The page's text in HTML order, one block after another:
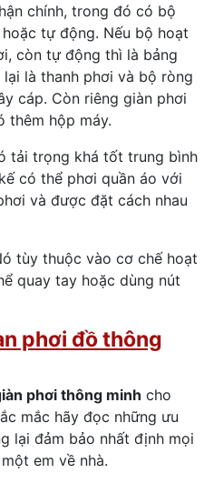
chính, trong đó có bộ
tự động. Nếu bộ hoạt
còn tự động thì là bảng
là thanh phơi và bộ ròng
cáp. Còn riêng giàn phơi
thêm hộp máy.
tải trọng khá tốt trung bình
có thể phơi quần áo với
và được đặt cách nhau
tùy thuộc vào cơ chế hoạt
quay tay hoặc dùng nút
phơi đồ thông
phơi thông minh cho
mắc hãy đọc những ưu
lại đảm bảo nhất định mọi
em về nhà.